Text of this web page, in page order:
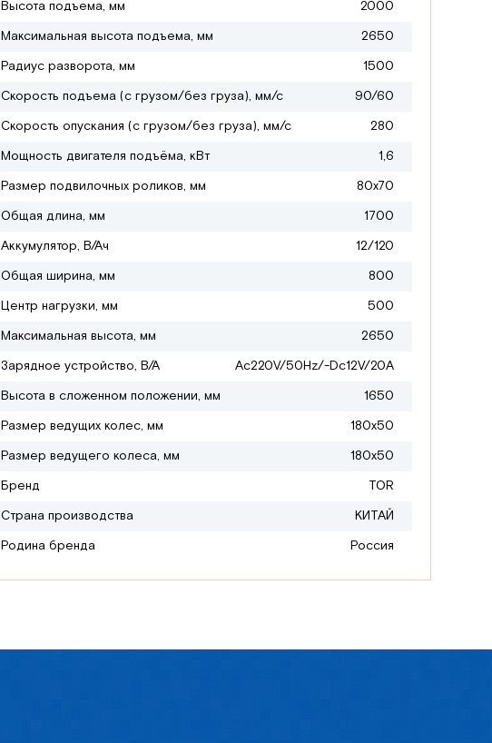
Высота подъема, мм
2000
Максимальная высота подъема, мм
2650
Радиус разворота, мм
1500
Скорость подъема (с грузом/без груза), мм/с
90/60
Скорость опускания (с грузом/без груза), мм/с
280
Мощность двигателя подъёма, кВт
1,6
Размер подвилочных роликов, мм
80х70
Общая длина, мм
1700
Аккумулятор, В/Ач
12/120
Общая ширина, мм
800
Центр нагрузки, мм
500
Максимальная высота, мм
2650
Зарядное устройство, В/А
Ac220V/50Hz/-Dc12V/20A
Высота в сложенном положении, мм
1650
Размер ведущих колес, мм
180х50
Размер ведущего колеса, мм
180х50
Бренд
TOR
Страна производства
КИТАЙ
Родина бренда
Россия